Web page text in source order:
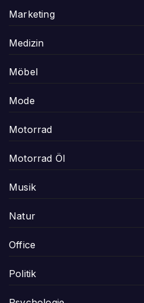
Marketing
Medizin
Möbel
Mode
Motorrad
Motorrad Öl
Musik
Natur
Office
Politik